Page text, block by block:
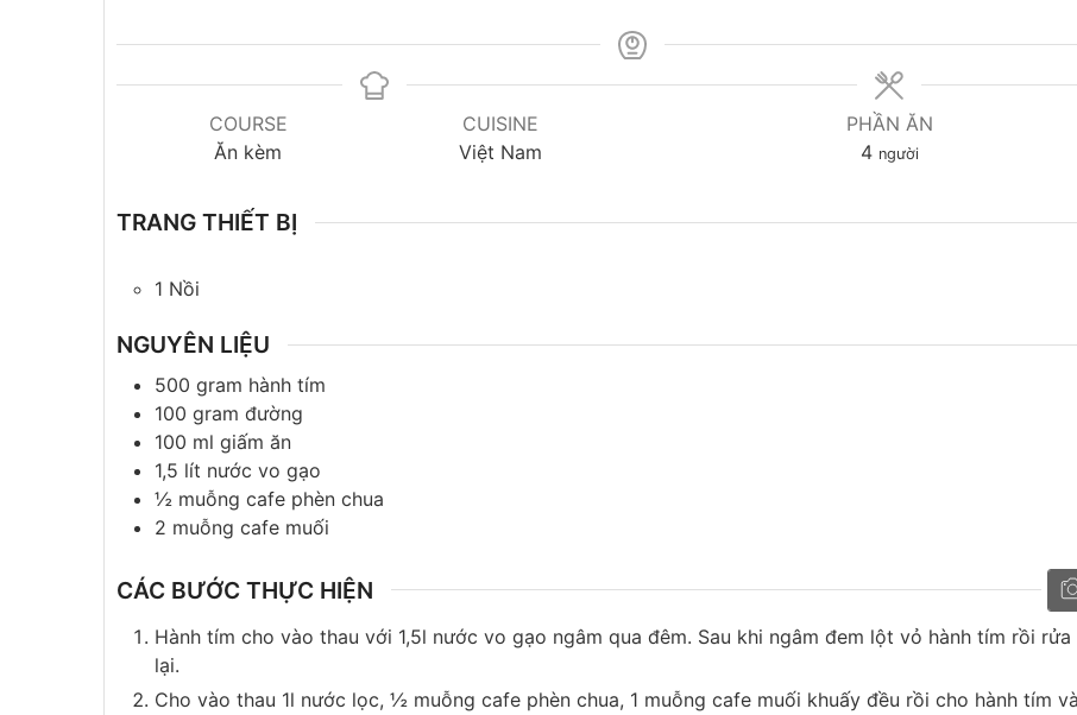
COURSE
Ăn kèm
CUISINE
Việt Nam
PHẦN ĂN
4 người
TRANG THIẾT BỊ
1 Nồi
NGUYÊN LIỆU
500 gram hành tím
100 gram đường
100 ml giấm ăn
1,5 lít nước vo gạo
½ muỗng cafe phèn chua
2 muỗng cafe muối
CÁC BƯỚC THỰC HIỆN
Hành tím cho vào thau với 1,5l nước vo gạo ngâm qua đêm. Sau khi ngâm đem lột vỏ hành tím rồi rửa
lại.
Cho vào thau 1l nước lọc, ½ muỗng cafe phèn chua, 1 muỗng cafe muối khuấy đều rồi cho hành tím